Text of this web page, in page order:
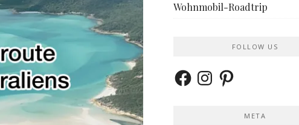
Wohnmobil-Roadtrip
FOLLOW US
FacebookInstagramPinterest
META